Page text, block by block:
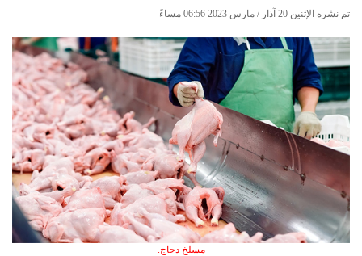
تم نشره الإثنين 20 آذار / مارس 2023 06:56 مساءً
مسلخ دجاج.